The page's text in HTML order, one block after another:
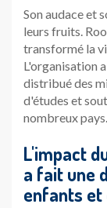
Son audace et
leurs fruits.
transformé la
L'organisation
distribué des
d'études et
nombreux pays.
L'impact
a fait une
enfants et